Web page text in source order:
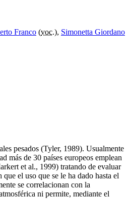
Franco (voc.), Simonetta Giordano
pesados (Tyler, 1989). Usualmente
más de 30 países europeos emplean
et al., 1999) tratando de evaluar
el uso que se le ha dado hasta el
se correlacionan con la
ni permite, mediante el